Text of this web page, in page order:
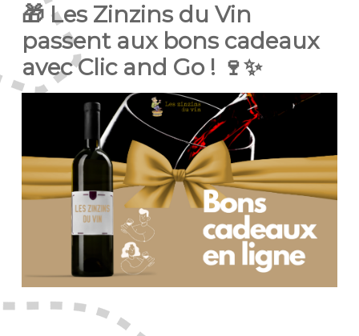
🎁 Les Zinzins du Vin
passent aux bons cadeaux
avec Clic and Go ! 🍷✨